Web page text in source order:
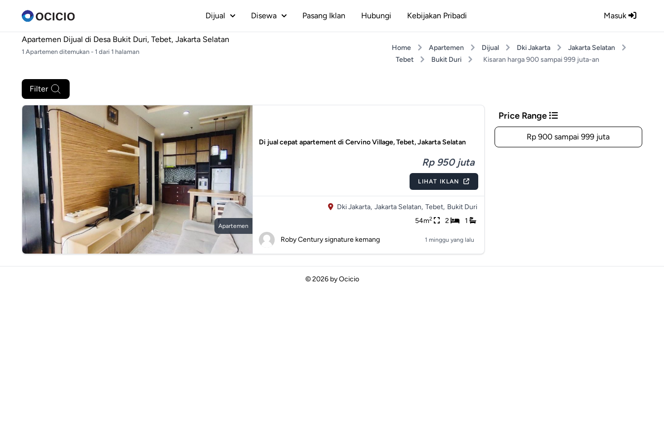
Masuk
Dijual Disewa Pasang Iklan Hubungi Kebijakan Pribadi
Apartemen Dijual di Desa Bukit Duri, Tebet, Jakarta Selatan
1 Apartemen ditemukan - 1 dari 1 halaman Home Apartemen Dijual Dki Jakarta
Jakarta Selatan
Tebet
Bukit Duri Kisaran harga 900 sampai 999 juta-an
Filter
Apartemen
Di jual cepat apartement di Cervino Village, Tebet, Jakarta Selatan
Rp 950 juta
LIHAT IKLAN
Dki Jakarta, Jakarta Selatan, Tebet, Bukit Duri
54m2 2 1
Roby Century signature kemang 1 minggu yang lalu
Price Range
Rp 900 sampai 999 juta
© 2026 byOcicio